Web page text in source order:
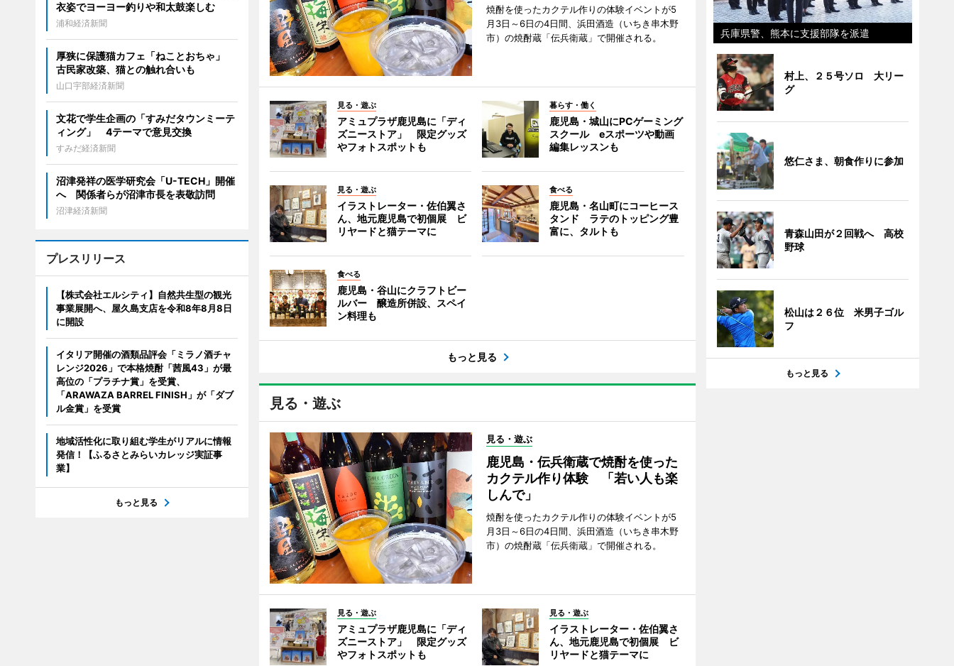
焼酎を使ったカクテル作りの体験イベントが5
月3日～6日の4日間、浜田酒造（いちき串木野
市）の焼酎蔵「伝兵衛蔵」で開催される。
見る・遊ぶ
アミュプラザ鹿児島に「ディ
ズニーストア」 限定グッズ
やフォトスポットも
暮らす・働く
鹿児島・城山にPCゲーミング
スクール eスポーツや動画
編集レッスンも
見る・遊ぶ
イラストレーター・佐伯翼さ
ん、地元鹿児島で初個展 ビ
リヤードと猫テーマに
食べる
鹿児島・名山町にコーヒース
タンド ラテのトッピング豊
富に、タルトも
食べる
鹿児島・谷山にクラフトビー
ルバー 醸造所併設、スペイ
ン料理も
もっと見る
見る・遊ぶ
見る・遊ぶ
鹿児島・伝兵衛蔵で焼酎を使った
カクテル作り体験 「若い人も楽
しんで」
焼酎を使ったカクテル作りの体験イベントが5
月3日～6日の4日間、浜田酒造（いちき串木野
市）の焼酎蔵「伝兵衛蔵」で開催される。
見る・遊ぶ
アミュプラザ鹿児島に「ディ
ズニーストア」 限定グッズ
やフォトスポットも
見る・遊ぶ
イラストレーター・佐伯翼さ
ん、地元鹿児島で初個展 ビ
リヤードと猫テーマに
衣姿でヨーヨー釣りや和太鼓楽しむ
浦和経済新聞
厚狭に保護猫カフェ「ねことおちゃ」
古民家改築、猫との触れ合いも
山口宇部経済新聞
文花で学生企画の「すみだタウンミーテ
ィング」 4テーマで意見交換
すみだ経済新聞
沼津発祥の医学研究会「U-TECH」開催
へ 関係者らが沼津市長を表敬訪問
沼津経済新聞
プレスリリース
【株式会社エルシティ】自然共生型の観光
事業展開へ、屋久島支店を令和8年8月8日
に開設
イタリア開催の酒類品評会「ミラノ酒チャ
レンジ2026」で本格焼酎「茜風43」が最
高位の「プラチナ賞」を受賞、
「ARAWAZA BARREL FINISH」が「ダブ
ル金賞」を受賞
地域活性化に取り組む学生がリアルに情報
発信！【ふるさとみらいカレッジ実証事
業】
もっと見る
兵庫県警、熊本に支援部隊を派遣
村上、２５号ソロ 大リー
グ
悠仁さま、朝食作りに参加
青森山田が２回戦へ 高校
野球
松山は２６位 米男子ゴル
フ
もっと見る